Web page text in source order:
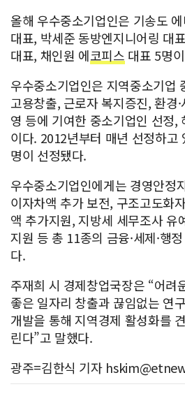
올해 우수중소기업인은 기송도
대표, 박세준 동방엔지니어링 대
대표, 채인원 에코피스 대표 5명
우수중소기업인은 지역중소기업
고용창출, 근로자 복지증진, 환경·
영 등에 기여한 중소기업인 선정,
이다. 2012년부터 매년 선정하고
명이 선정됐다.
우수중소기업인에게는 경영안정
이자차액 추가 보전, 구조고도화
액 추가지원, 지방세 세무조사 유
지원 등 총 11종의 금융·세제·행
다.
주재희 시 경제창업국장은 “어려
좋은 일자리 창출과 끊임없는 연
개발을 통해 지역경제 활성화를
린다”고 말했다.
광주=김한식 기자